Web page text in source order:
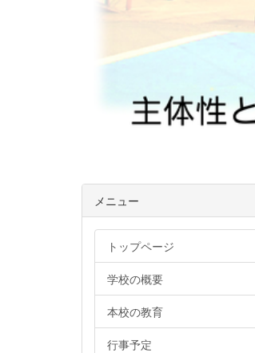
メニュー
トップページ
学校の概要
本校の教育
行事予定